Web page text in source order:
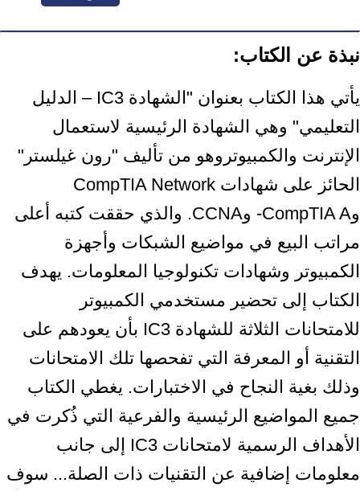
نبذة عن الكتاب:
يأتي هذا الكتاب بعنوان "الشهادة IC3 – الدليل
التعليمي" وهي الشهادة الرئيسية لاستعمال
الإنترنت والكمبيوتروهو من تأليف "رون غيلستر"
الحائز على شهادات CompTIA Network
وCompTIA A- وCCNA. والذي حققت كتبه أعلى
مراتب البيع في مواضيع الشبكات وأجهزة
الكمبيوتر وشهادات تكنولوجيا المعلومات. يهدف
الكتاب إلى تحضير مستخدمي الكمبيوتر
للامتحانات الثلاثة للشهادة IC3 بأن يعودهم على
التقنية أو المعرفة التي تفحصها تلك الامتحانات
وذلك بغية النجاح في الاختبارات. يغطي الكتاب
جميع المواضيع الرئيسية والفرعية التي ذُكرت في
الأهداف الرسمية لامتحانات IC3 إلى جانب
معلومات إضافية عن التقنيات ذات الصلة... سوف